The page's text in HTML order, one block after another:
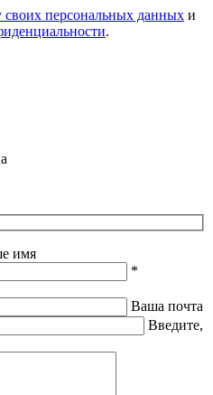
своих персональных данных и
.
имя
*
Ваша почта
Введите,